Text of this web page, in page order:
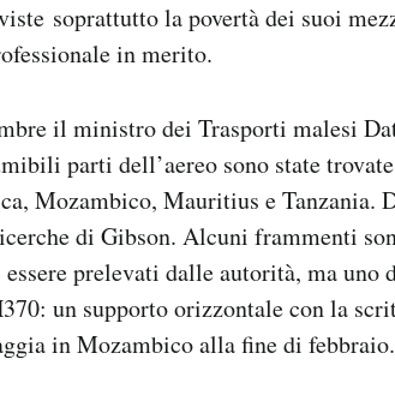
soprattutto la povertà dei suoi
in merito.
il ministro dei Trasporti malesi
parti dell’aereo sono state
Mozambico, Mauritius e Tanzania.
di Gibson. Alcuni frammenti
prelevati dalle autorità, ma uno
un supporto orizzontale con la
in Mozambico alla fine di febbraio.